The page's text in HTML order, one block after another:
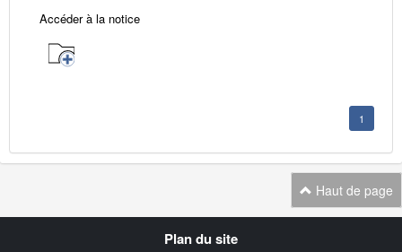
Accéder à la notice
1
Haut de page
Plan du site